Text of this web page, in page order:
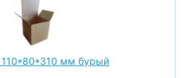
мм бурый